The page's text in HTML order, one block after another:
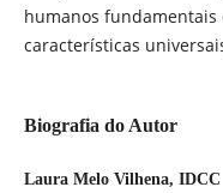
humanos fundamentais
características
Biografia do Autor
Laura Melo Vilhena, IDCC